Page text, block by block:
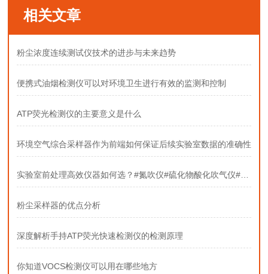
相关文章
粉尘浓度连续测试仪技术的进步与未来趋势
便携式油烟检测仪可以对环境卫生进行有效的监测和控制
ATP荧光检测仪的主要意义是什么
环境空气综合采样器作为前端如何保证后续实验室数据的准确性
实验室前处理高效仪器如何选？#氮吹仪#硫化物酸化吹气仪#固相萃取装置
粉尘采样器的优点分析
深度解析手持ATP荧光快速检测仪的检测原理
你知道VOCS检测仪可以用在哪些地方